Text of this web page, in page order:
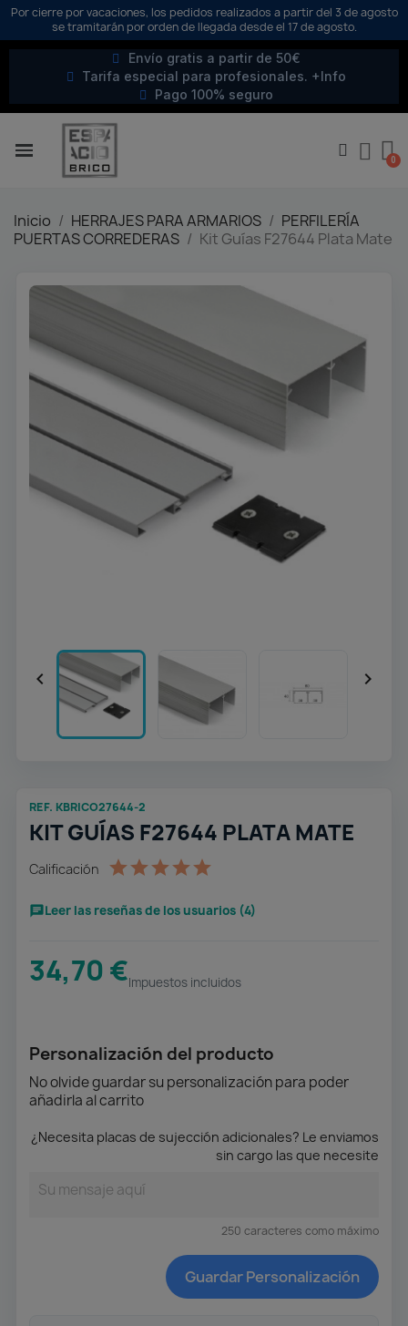
Por cierre por vacaciones, los pedidos realizados a partir del 3 de agosto
se tramitarán por orden de llegada desde el 17 de agosto.
Envío gratis a partir de 50€
Tarifa especial para profesionales. +Info
Pago 100% seguro
Inicio HERRAJES PARA ARMARIOS
PERFILERÍA
PUERTAS CORREDERAS
Kit Guías F27644 Plata Mate
 
REF. KBRICO27644-2
KIT GUÍAS F27644 PLATA MATE
Calificación
Leer las reseñas de los usuarios (4)
34,70 €Impuestos incluidos
Personalización del producto
No olvide guardar su personalización para poder
añadirla al carrito
¿Necesita placas de sujección adicionales? Le enviamos
sin cargo las que necesite
250 caracteres como máximo
Guardar Personalización